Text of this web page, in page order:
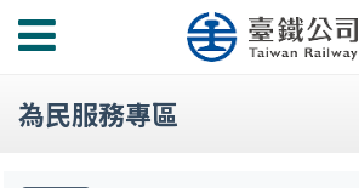
功
選
為民服務專區